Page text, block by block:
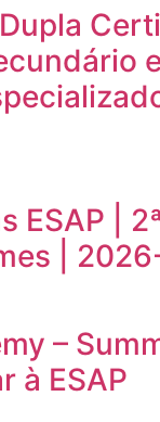
ESAP |
|
–
à ESAP